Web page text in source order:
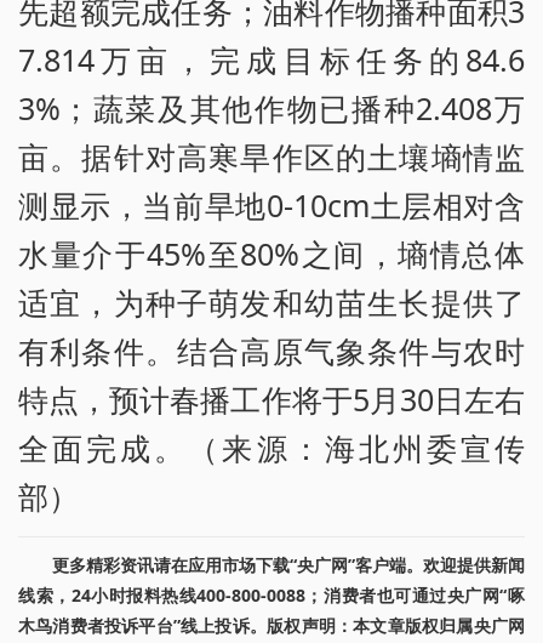
先超额完成任务；油料作物播种面积3
7.814万亩，完成目标任务的84.6
3%；蔬菜及其他作物已播种2.408万
亩。据针对高寒旱作区的土壤墒情监
测显示，当前旱地0-10cm土层相对含
水量介于45%至80%之间，墒情总体
适宜，为种子萌发和幼苗生长提供了
有利条件。结合高原气象条件与农时
特点，预计春播工作将于5月30日左右
全面完成。（来源：海北州委宣传
部）
更多精彩资讯请在应用市场下载“央广网”客户端。欢迎提供新闻
线索，24小时报料热线400-800-0088；消费者也可通过央广网“啄
木鸟消费者投诉平台”线上投诉。版权声明：本文章版权归属央广网